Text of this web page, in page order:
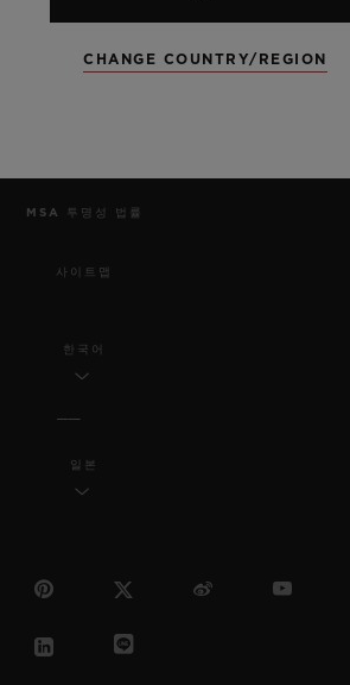
MSA 투명성 법률
사이트맵
한국어
일본
CHANGE COUNTRY/REGION